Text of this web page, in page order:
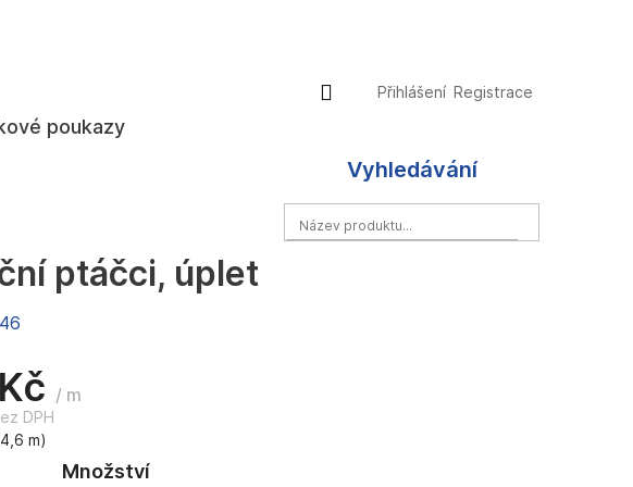
poukazy
Přihlášení
Přihlášení Registrace
Vyhledávání
ptáčci, úplet
/ m
DPH
m)